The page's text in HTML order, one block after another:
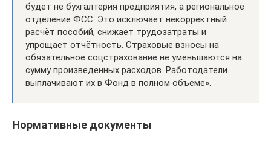
будет не бухгалтерия предприятия, а региональное
отделение ФСС. Это исключает некорректный
расчёт пособий, снижает трудозатраты и
упрощает отчётность. Страховые взносы на
обязательное соцстрахование не уменьшаются на
сумму произведенных расходов. Работодатели
выплачивают их в Фонд в полном объеме».
Нормативные документы